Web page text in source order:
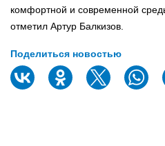
комфортной и современной
отметил Артур Балкизов.
Поделиться новостью